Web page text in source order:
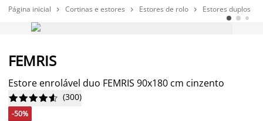
Página inicial  Cortinas e estores  Estores de rolo  Estores duplos
FEMRIS
Estore enrolável duo FEMRIS 90x180 cm cinzento





 (300)
-50%